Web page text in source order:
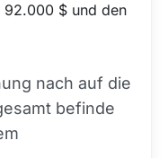
92.000 $ und den
nach auf die
befinde